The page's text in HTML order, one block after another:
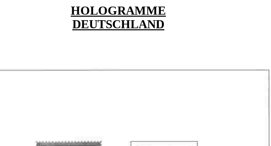
HOLOGRAMME
DEUTSCHLAND